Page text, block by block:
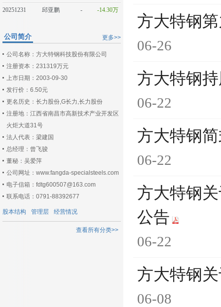
20251231
邱亚鹏 - -14.30万
更多>>
公司简介
公司名称：方大特钢科技股份有限公司
注册资本：231319万元
上市日期：2003-09-30
发行价：6.50元
更名历史：长力股份,G长力,长力股份
注册地：江西省南昌市高新技术产业开发区
火炬大道31号
法人代表：梁建国
总经理：曾飞骏
董秘：吴爱萍
公司网址：www.fangda-specialsteels.com
电子信箱：fdtg600507@163.com
联系电话：0791-88392677
股本结构 管理层 经营情况
查看所有分类>>
方大特钢
06-26
方大特钢
06-22
方大特钢
06-22
方大特钢
公告
06-22
方大特钢
06-08